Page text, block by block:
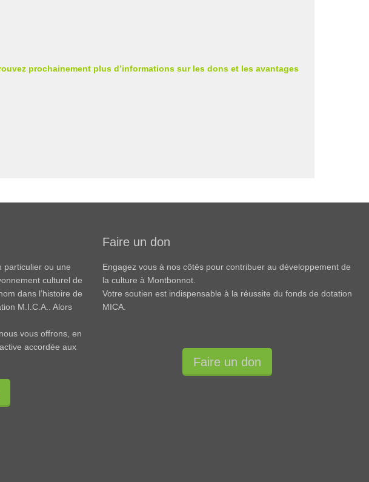
prochainement plus d’informations sur les dons et les avantages
particulier ou une
culturel de
dans l’histoire de
M.I.C.A.. Alors
vous offrons, en
accordée aux
Faire un don
Engagez vous à nos côtés pour contribuer au développement de
la culture à Montbonnot.
Votre soutien est indispensable à la réussite du fonds de dotation
MICA.
Faire un don